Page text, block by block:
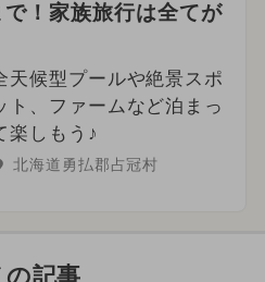
！家族旅行は全てが
天候型プールや絶景スポ
ト、ファームなど泊まっ
楽しもう♪
北海道勇払郡占冠村
記事